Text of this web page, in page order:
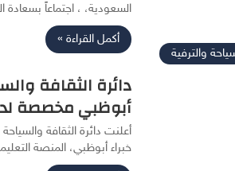
السعودية، ، اجتماعاً
أكمل القراءة »
والترفية
دائرة الثقافة
أبوظبي مخصصة
أعلنت دائرة الثقافة
خبراء أبوظبي، المنصة